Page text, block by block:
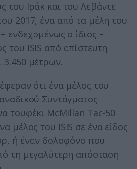
του Ιράκ και του Λεβάντε
2017, ένα από τα μέλη του
ενδεχομένως ο ίδιος –
του ISIS από απίστευτη
3.450 μέτρων.
ότι ένα μέλος του
Συντάγματος
τουφέκι McMillan Tac-50
μέλος του ISIS σε ένα είδος
ή έναν δολοφόνο που
τη μεγαλύτερη απόσταση